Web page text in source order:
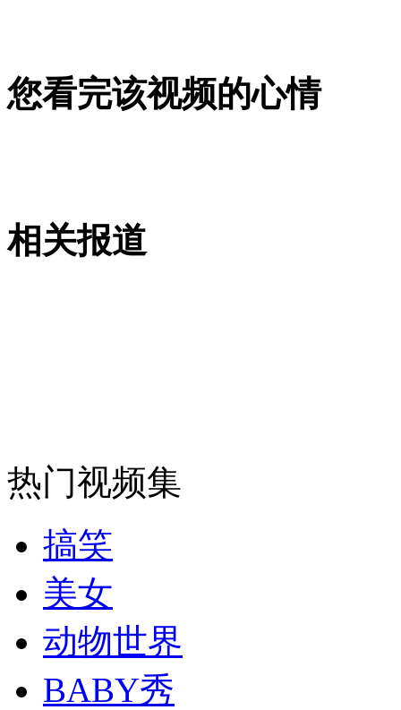
台湾百船保钓 绕行一圈不排除登岛
女孩北京地铁殴打老人 痛下狠手拳打脚踢
无痛分娩是否安全 医生回应
外交部：有关国家言论片面不公正
您看完该视频的心情
相关报道
热门视频集
搞笑
美女
动物世界
BABY秀